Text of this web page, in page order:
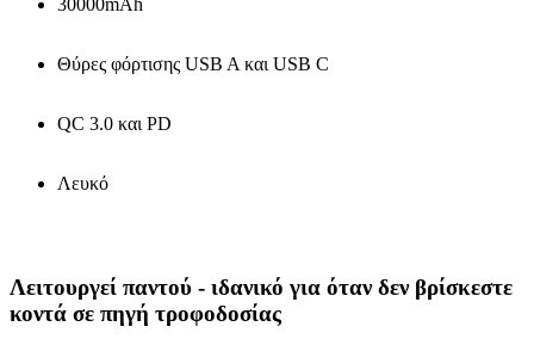
30000mAh
Θύρες φόρτισης USB A και USB C
QC 3.0 και PD
Λευκό
Λειτουργεί παντού - ιδανικό για όταν δεν βρίσκεστε
κοντά σε πηγή τροφοδοσίας